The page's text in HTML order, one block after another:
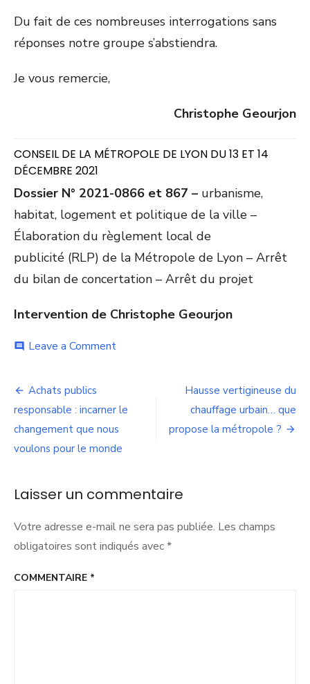
Du fait de ces nombreuses interrogations sans
réponses notre groupe s’abstiendra.
Je vous remercie,
Christophe Geourjon
CONSEIL DE LA MÉTROPOLE DE LYON DU 13 ET 14
DÉCEMBRE 2021
Dossier N° 2021-0866 et 867 – urbanisme,
habitat, logement et politique de la ville –
Élaboration du règlement local de
publicité (RLP) de la Métropole de Lyon – Arrêt
du bilan de concertation – Arrêt du projet
Intervention de Christophe Geourjon
comment Leave a Commenton
avant
fixez-
objectif
Navigation
de
l’article
Achats publics
responsable : incarner le
changement que nous
voulons pour le monde
Hausse vertigineuse du
chauffage urbain… que
propose la métropole ?
Laisser un commentaire
Votre adresse e-mail ne sera pas publiée. Les champs
obligatoires sont indiqués avec*
COMMENTAIRE *